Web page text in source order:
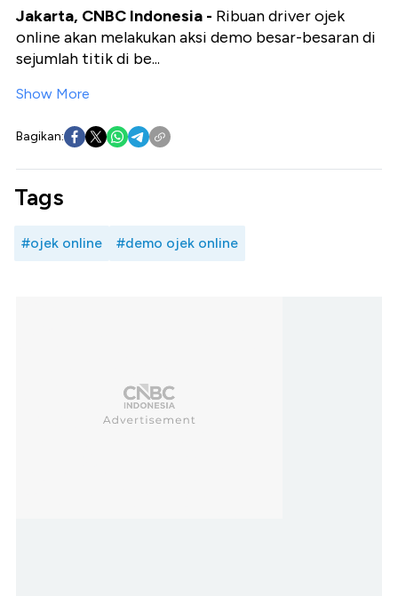
Jakarta, CNBC Indonesia - Ribuan driver ojek
online akan melakukan aksi demo besar-besaran di
sejumlah titik di be...
Show More
Bagikan:
Tags
#ojek online #demo ojek online